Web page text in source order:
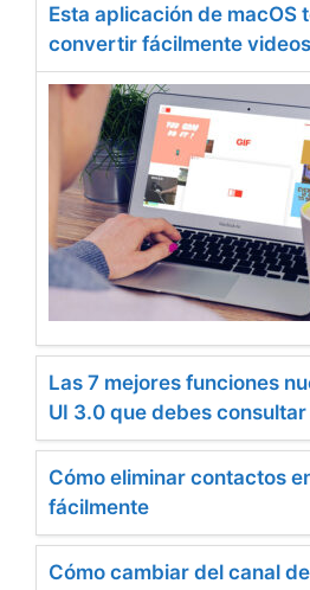
Esta aplicación de macOS
convertir fácilmente
Las 7 mejores funciones
UI 3.0 que debes consultar
Cómo eliminar contactos
fácilmente
Cómo cambiar del canal